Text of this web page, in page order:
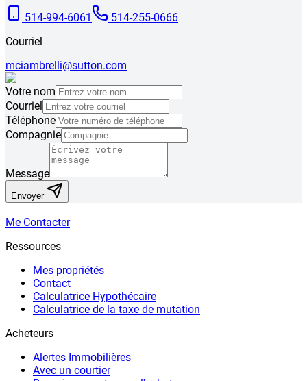
514-994-6061
514-255-0666
Courriel
mciambrelli@sutton.com
Votre nom
Courriel
Téléphone
Compagnie
Message
Envoyer
Me Contacter
Ressources
Mes propriétés
Contact
Calculatrice Hypothécaire
Calculatrice de la taxe de mutation
Acheteurs
Alertes Immobilières
Avec un courtier